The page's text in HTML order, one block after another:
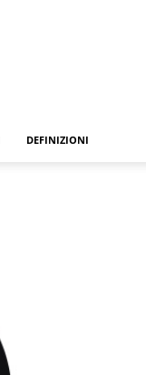
DEFINIZIONI